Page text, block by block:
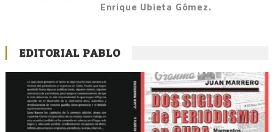
Enrique Ubieta Gómez.
EDITORIAL PABLO